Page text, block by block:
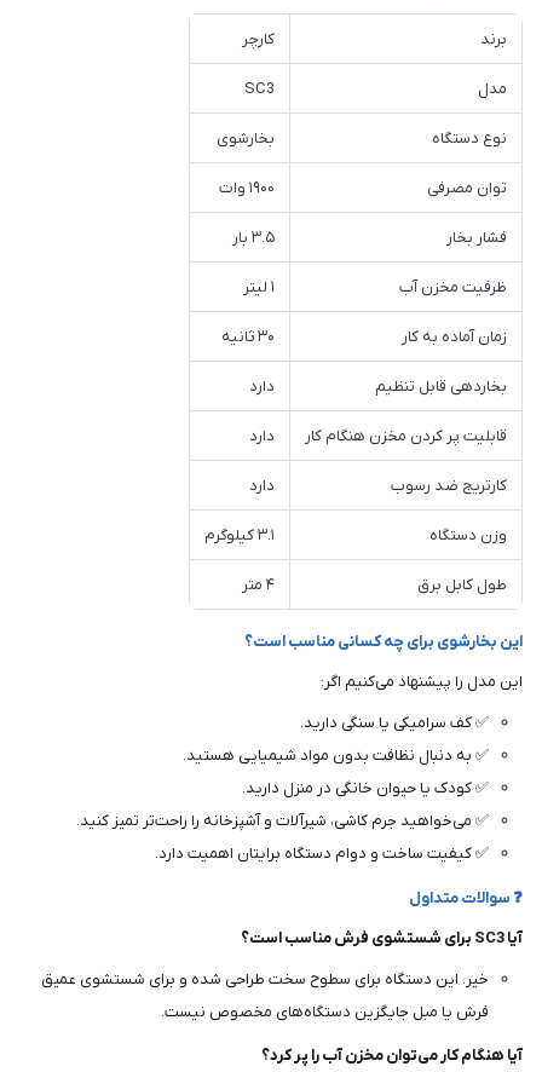
برند کارچر
مدل SC3
نوع دستگاه بخارشوی
توان مصرفی ۱۹۰۰ وات
فشار بخار ۳.۵ بار
ظرفیت مخزن آب ۱ لیتر
زمان آماده به کار ۳۰ ثانیه
بخاردهی قابل تنظیم دارد
قابلیت پر کردن مخزن هنگام کار دارد
کارتریج ضد رسوب دارد
وزن دستگاه ۳.۱ کیلوگرم
طول کابل برق ۴ متر
این بخارشوی برای چه کسانی مناسب است؟
این مدل را پیشنهاد می‌کنیم اگر:
✅ کف سرامیکی یا سنگی دارید.
✅ به دنبال نظافت بدون مواد شیمیایی هستید.
✅ کودک یا حیوان خانگی در منزل دارید.
✅ می‌خواهید جرم کاشی، شیرآلات و آشپزخانه را راحت‌تر تمیز کنید.
✅ کیفیت ساخت و دوام دستگاه برایتان اهمیت دارد.
❓ سوالات متداول
آیا SC3 برای شستشوی فرش مناسب است؟
خیر. این دستگاه برای سطوح سخت طراحی شده و برای شستشوی عمیق
فرش یا مبل جایگزین دستگاه‌های مخصوص نیست.
آیا هنگام کار می‌توان مخزن آب را پر کرد؟